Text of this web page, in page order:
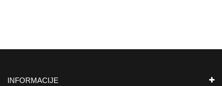
INFORMACIJE